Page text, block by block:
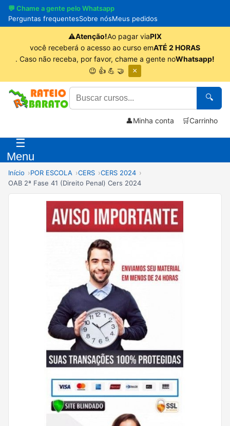
💬 Chame a gente pelo Whatsapp
Perguntas frequentesSobre nósMeus pedidos
⚠Atenção!Ao pagar viaPIX
você receberá o acesso ao curso emATÉ 2 HORAS
. Caso não receba, por favor, chame a gente noWhatsapp!
😉 👍 💪 🤝
×
🔍
👤Minha conta 🛒Carrinho
☰
Menu
Início POR ESCOLA CERS
CERS 2024
OAB 2ª Fase 41 (Direito Penal) Cers 2024